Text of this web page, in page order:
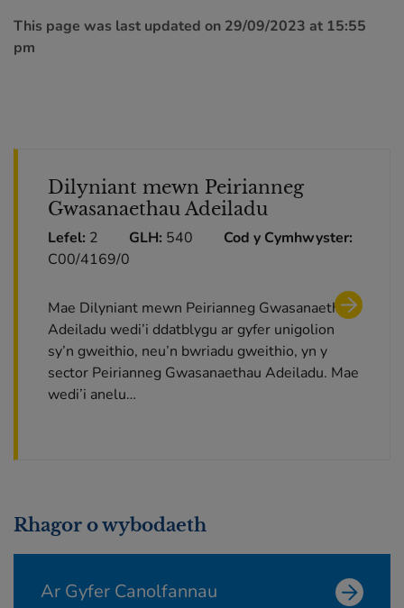
This page was last updated on 29/09/2023 at 15:55
pm
Dilyniant mewn Peirianneg
Gwasanaethau Adeiladu
Lefel: 2 GLH: 540
Cod y Cymhwyster:
C00/4169/0
Mae Dilyniant mewn Peirianneg Gwasanaethau
Adeiladu wedi’i ddatblygu ar gyfer unigolion
sy’n gweithio, neu’n bwriadu gweithio, yn y
sector Peirianneg Gwasanaethau Adeiladu. Mae
wedi’i anelu…
Rhagor o wybodaeth
Ar Gyfer Canolfannau